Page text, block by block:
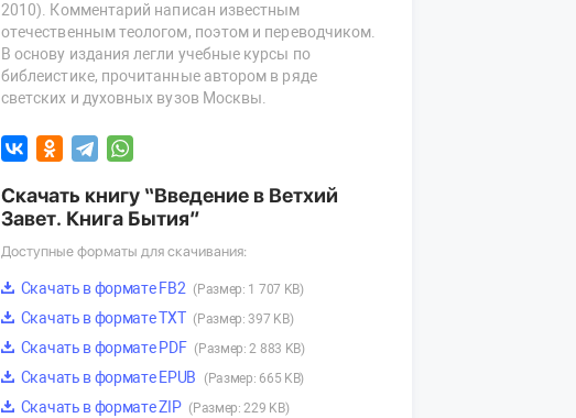
2010). Комментарий написан известным
отечественным теологом, поэтом и переводчиком.
В основу издания легли учебные курсы по
библеистике, прочитанные автором в ряде
светских и духовных вузов Москвы.
Скачать книгу “Введение в Ветхий
Завет. Книга Бытия”
Доступные форматы для скачивания:
Скачать в формате FB2 (Размер: 1 707 KB)
Скачать в формате TXT (Размер: 397 KB)
Скачать в формате PDF (Размер: 2 883 KB)
Скачать в формате EPUB (Размер: 665 KB)
Скачать в формате ZIP (Размер: 229 KB)